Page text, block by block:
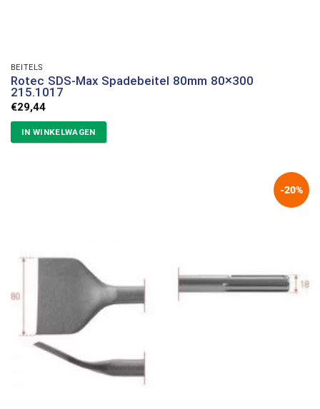
BEITELS
Rotec SDS-Max Spadebeitel 80mm 80×300
215.1017
€29,44
IN WINKELWAGEN
-20%